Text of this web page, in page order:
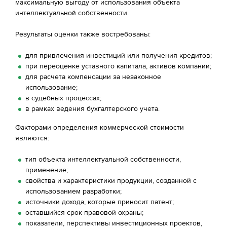
максимальную выгоду от использования объекта
интеллектуальной собственности.
Результаты оценки также востребованы:
для привлечения инвестиций или получения кредитов;
при переоценке уставного капитала, активов компании;
для расчета компенсации за незаконное
использование;
в судебных процессах;
в рамках ведения бухгалтерского учета.
Факторами определения коммерческой стоимости
являются:
тип объекта интеллектуальной собственности,
применение;
свойства и характеристики продукции, созданной с
использованием разработки;
источники дохода, которые приносит патент;
оставшийся срок правовой охраны;
показатели, перспективы инвестиционных проектов,